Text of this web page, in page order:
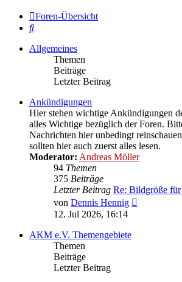
Foren-Übersicht
Suche
Allgemeines
Themen
Beiträge
Letzter Beitrag
Ankündigungen
Hier stehen wichtige Ankündigungen
alles Wichtige bezüglich der Foren.
Nachrichten hier unbedingt
sollten hier auch zuerst alles lesen.
Moderator: Andreas Möller
94 Themen
375 Beiträge
Letzter Beitrag Re: Bildgröße
von Dennis Hennig
12. Jul 2026, 16:14
AKM e.V. Themengebiete
Themen
Beiträge
Letzter Beitrag